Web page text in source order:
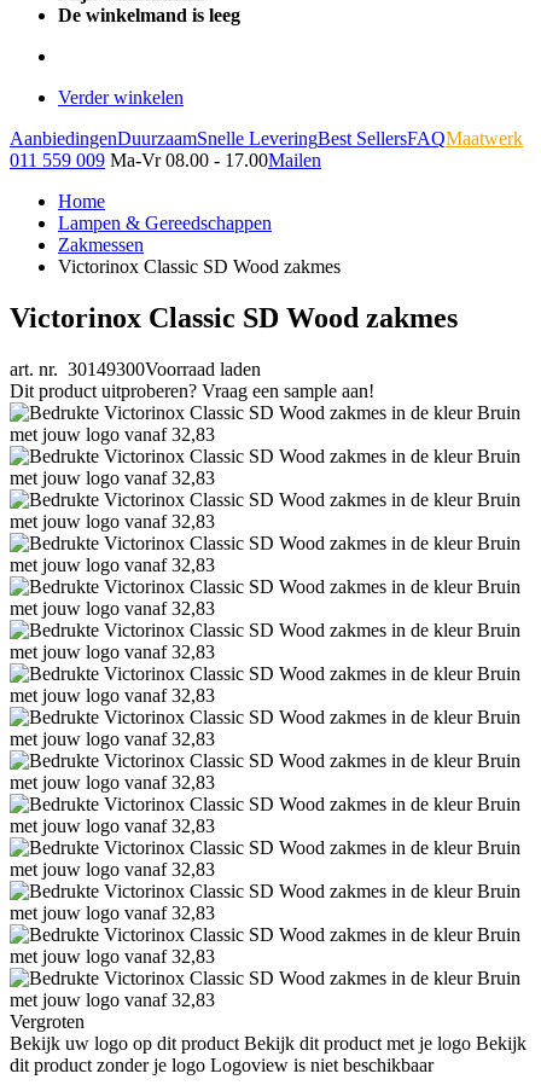
De winkelmand is leeg
Verder winkelen
AanbiedingenDuurzaamSnelle LeveringBest SellersFAQMaatwerk
011 559 009 Ma-Vr 08.00 - 17.00Mailen
Home
Lampen & Gereedschappen
Zakmessen
Victorinox Classic SD Wood zakmes
Victorinox Classic SD Wood zakmes
art. nr. 30149300Voorraad laden
Dit product uitproberen? Vraag een sample aan!
Vergroten
Bekijk uw logo op dit product Bekijk dit product met je logo Bekijk
dit product zonder je logo Logoview is niet beschikbaar